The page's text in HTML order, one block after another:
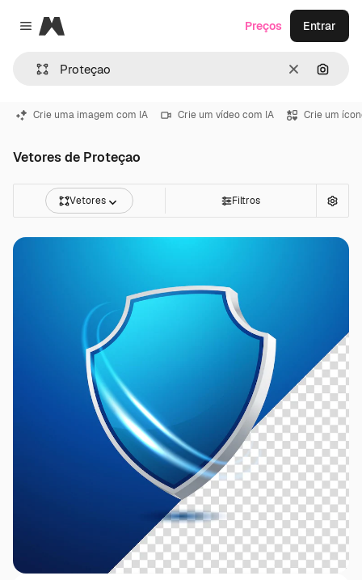
Close menu
Magnific
Limpar
Preços Entrar
Crie uma imagem com IA Crie um vídeo com IA Crie um
Vetores de Proteçao
Vetores Filtros